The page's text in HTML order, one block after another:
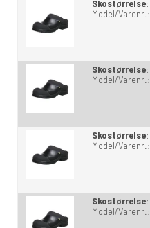
Skostørrelse:
Model/Varenr.:
Skostørrelse:
Model/Varenr.:
Skostørrelse:
Model/Varenr.:
Skostørrelse:
Model/Varenr.: